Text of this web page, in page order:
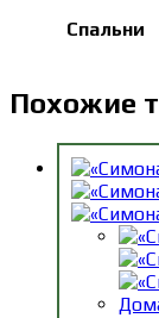
Спальни
Похожие